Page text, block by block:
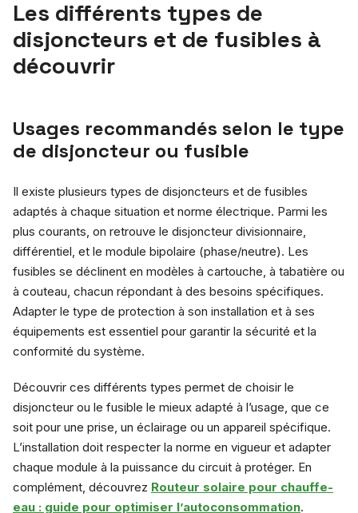
Les différents types de
disjoncteurs et de fusibles à
découvrir
Usages recommandés selon le type
de disjoncteur ou fusible
Il existe plusieurs types de disjoncteurs et de fusibles
adaptés à chaque situation et norme électrique. Parmi les
plus courants, on retrouve le disjoncteur divisionnaire,
différentiel, et le module bipolaire (phase/neutre). Les
fusibles se déclinent en modèles à cartouche, à tabatière ou
à couteau, chacun répondant à des besoins spécifiques.
Adapter le type de protection à son installation et à ses
équipements est essentiel pour garantir la sécurité et la
conformité du système.
Découvrir ces différents types permet de choisir le
disjoncteur ou le fusible le mieux adapté à l’usage, que ce
soit pour une prise, un éclairage ou un appareil spécifique.
L’installation doit respecter la norme en vigueur et adapter
chaque module à la puissance du circuit à protéger. En
complément, découvrez Routeur solaire pour chauffe-
eau : guide pour optimiser l’autoconsommation.